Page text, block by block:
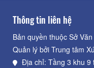
Thông tin liên hệ
Bản quyền thuộc Sở
Quản lý bởi Trung tâm
Địa chỉ: Tầng 3 khu 9